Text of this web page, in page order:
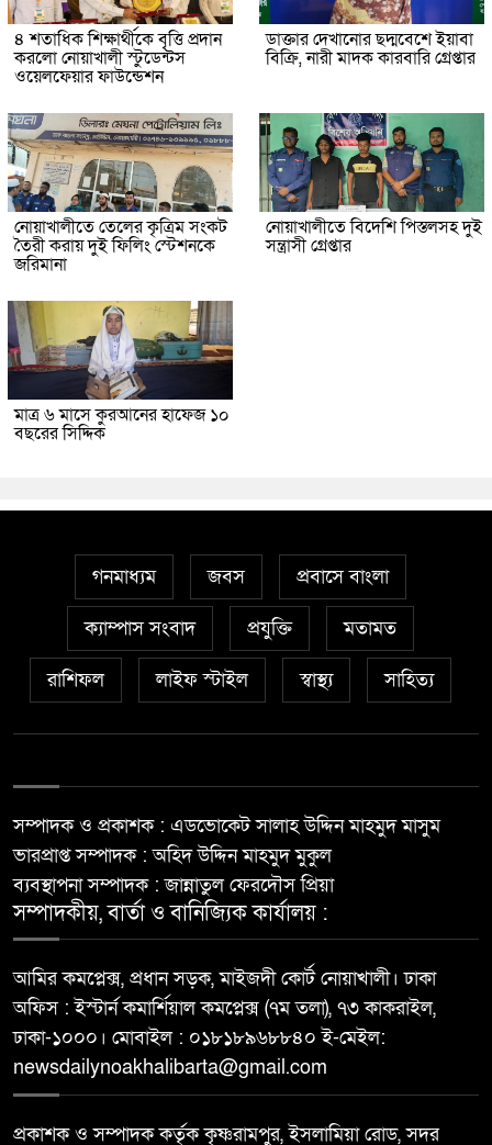
৪ শতাধিক শিক্ষার্থীকে বৃত্তি প্রদান
করলো নোয়াখালী স্টুডেন্টস
ওয়েলফেয়ার ফাউন্ডেশন
ডাক্তার দেখানোর ছদ্মবেশে ইয়াবা
বিক্রি, নারী মাদক কারবারি গ্রেপ্তার
নোয়াখালীতে তেলের কৃত্রিম সংকট
তৈরী করায় দুই ফিলিং স্টেশনকে
জরিমানা
নোয়াখালীতে বিদেশি পিস্তলসহ দুই
সন্ত্রাসী গ্রেপ্তার
মাত্র ৬ মাসে কুরআনের হাফেজ ১০
বছরের সিদ্দিক
গনমাধ্যম জবস প্রবাসে বাংলা
ক্যাম্পাস সংবাদ প্রযুক্তি মতামত
রাশিফল লাইফ স্টাইল স্বাস্থ্য সাহিত্য
সম্পাদক ও প্রকাশক : এডভোকেট সালাহ উদ্দিন মাহমুদ মাসুম
ভারপ্রাপ্ত সম্পাদক : অহিদ উদ্দিন মাহমুদ মুকুল
ব্যবস্থাপনা সম্পাদক : জান্নাতুল ফেরদৌস প্রিয়া
সম্পাদকীয়, বার্তা ও বানিজ্যিক কার্যালয় :
আমির কমপ্লেক্স, প্রধান সড়ক, মাইজদী কোর্ট নোয়াখালী। ঢাকা
অফিস : ইস্টার্ন কমার্শিয়াল কমপ্লেক্স (৭ম তলা), ৭৩ কাকরাইল,
ঢাকা-১০০০। মোবাইল : ০১৮১৮৯৬৮৮৪০ ই-মেইল:
newsdailynoakhalibarta@gmail.com
প্রকাশক ও সম্পাদক কর্তৃক কৃষ্ণরামপুর, ইসলামিয়া রোড, সদর